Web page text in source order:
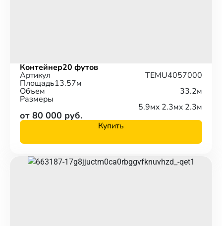
Контейнер20 футов
Артикул TEMU4057000
Площадь13.57м
Объем 33.2м
Размеры
5.9мx 2.3мx 2.3м
от 80 000 руб.
Купить